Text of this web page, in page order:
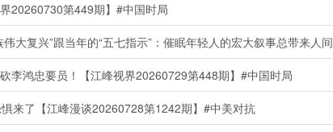
20260730第449期】#中国时局
李鸿忠要员！【江峰视界20260729第448期】#中国时局
来了【江峰漫谈20260728第1242期】#中美对抗